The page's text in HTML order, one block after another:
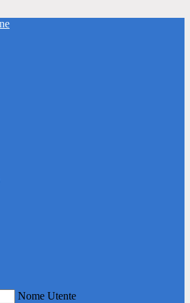
Nome Utente